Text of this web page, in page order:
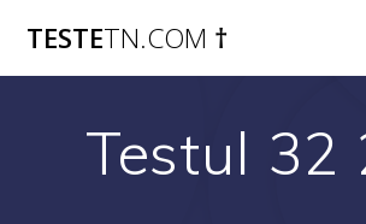
TESTETN.COM †
Testul 32